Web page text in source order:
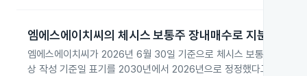
엠에스에이치씨의 체시스 보통주 장내매수로 지분확대
엠에스에이치씨가 2026년 6월 30일 기준으로 체시스 보통주
상 작성 기준일 표기를 2030년에서 2026년으로 정정했다고 밝혔습